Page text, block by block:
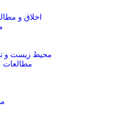
اخلاق و
محیط زیست و
مطالعات